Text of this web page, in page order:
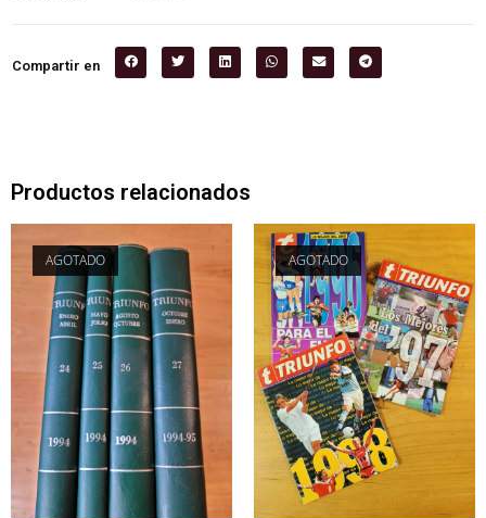
Compartir en
Productos relacionados
AGOTADO AGOTADO